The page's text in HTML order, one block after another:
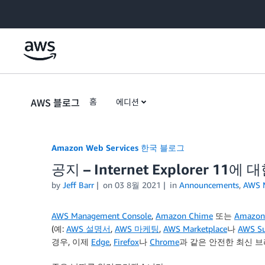
AWS 블로그 홈 에디션
Amazon Web Services 한국 블로그
공지 – Internet Explorer 11에 대
by Jeff Barr on 03 8월 2021 in Announcements, AWS
AWS Management Console, Amazon Chime 또는
(예: AWS 설명서, AWS 마케팅, AWS Marketplace나 AWS
경우, 이제 Edge, Firefox나 Chrome과 같은 안전한 최신